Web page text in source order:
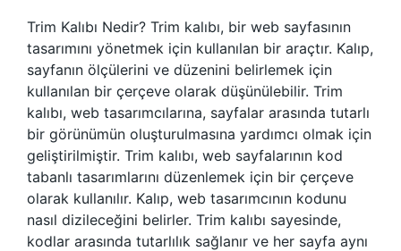
Trim Kalıbı Nedir? Trim kalıbı, bir web sayfasının
tasarımını yönetmek için kullanılan bir araçtır. Kalıp,
sayfanın ölçülerini ve düzenini belirlemek için
kullanılan bir çerçeve olarak düşünülebilir. Trim
kalıbı, web tasarımcılarına, sayfalar arasında tutarlı
bir görünümün oluşturulmasına yardımcı olmak için
geliştirilmiştir. Trim kalıbı, web sayfalarının kod
tabanlı tasarımlarını düzenlemek için bir çerçeve
olarak kullanılır. Kalıp, web tasarımcının kodunu
nasıl dizileceğini belirler. Trim kalıbı sayesinde,
kodlar arasında tutarlılık sağlanır ve her sayfa aynı